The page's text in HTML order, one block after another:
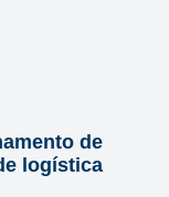
de
logística